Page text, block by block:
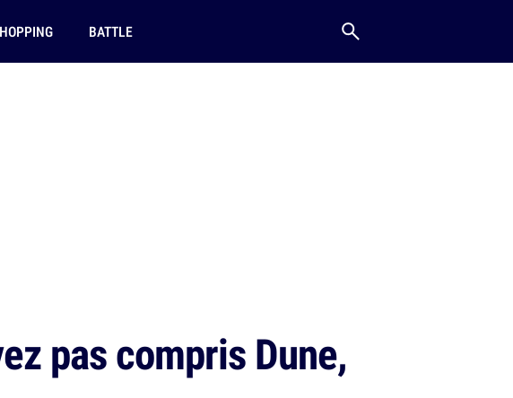
BATTLE
pas compris Dune,